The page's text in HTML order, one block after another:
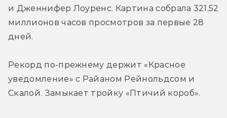
и Дженнифер Лоуренс. Картина собрала 321,52
миллионов часов просмотров за первые 28
дней.
Рекорд по-прежнему держит «Красное
уведомление» с Райаном Рейнольдсом и
Скалой. Замыкает тройку «Птичий короб».